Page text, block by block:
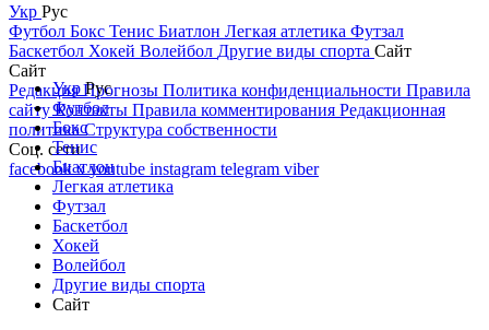
Укр Рус
Футбол Бокс Тенис Биатлон Легкая атлетика Футзал
Баскетбол Хокей Волейбол Другие виды спорта Сайт
Сайт
РедакцияПрогнозы Политика конфиденциальности Правила
сайтуКонтакты Правила комментирования Редакционная
политикаСтруктура собственности
Соц. сети
facebookxyoutube instagram telegram viber
УкрРус
Футбол
Бокс
Тенис
Биатлон
Легкая атлетика
Футзал
Баскетбол
Хокей
Волейбол
Другие виды спорта
Сайт